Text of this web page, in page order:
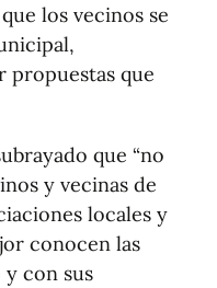
los vecinos se
propuestas que
que “no
y vecinas de
locales y
conocen las
y con sus